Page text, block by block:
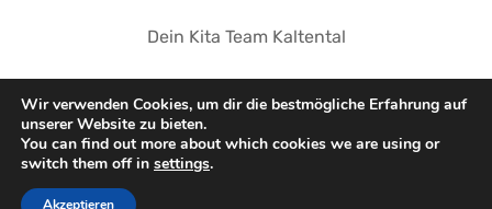
Dein Kita Team Kaltental
© 2026 Kindergarten Kaltental. Stolz präsentiert von
Wir verwenden Cookies, um dir die bestmögliche Erfahrung auf
unserer Website zu bieten.
You can find out more about which cookies we are using or
switch them off in settings.
Akzeptieren